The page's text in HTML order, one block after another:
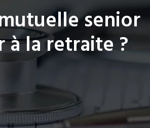
senior
à la retraite ?